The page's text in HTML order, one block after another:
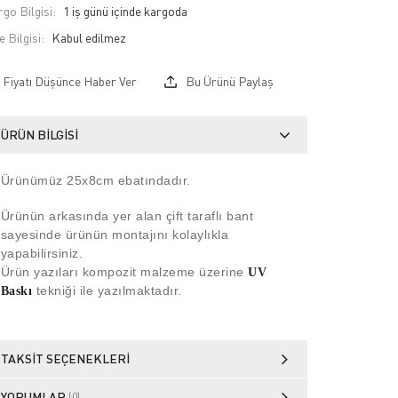
Bilgisi:
1 iş günü içinde kargoda
Bilgisi:
Fiyatı Düşünce Haber Ver Bu Ürünü Paylaş
ÜRÜN BILGISI
Ürünümüz 25x8cm ebatındadır.
Ürünün arkasında yer alan çift taraflı bant
sayesinde ürünün montajını kolaylıkla
yapabilirsiniz.
Ürün yazıları kompozit malzeme üzerineUV
Baskı tekniği ile yazılmaktadır.
TAKSIT SEÇENEKLERI